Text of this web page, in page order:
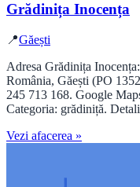
Grădinița Inocența
📍Găești
Adresa Grădinița
România, Găești (PO
245 713 168. Google
Categoria: grădiniță.
Vezi afacerea »